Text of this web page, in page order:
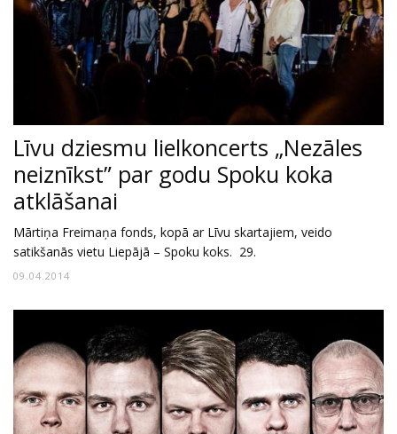
Līvu dziesmu lielkoncerts „Nezāles
neiznīkst” par godu Spoku koka
atklāšanai
Mārtiņa Freimaņa fonds, kopā ar Līvu skartajiem, veido
satikšanās vietu Liepājā – Spoku koks. 29.
09.04.2014